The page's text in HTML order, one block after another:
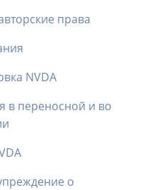
права
NVDA
в переносной и во
о